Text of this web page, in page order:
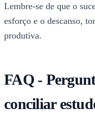
Lembre-se de que o
esforço e o descanso,
produtiva.
FAQ -
conciliar